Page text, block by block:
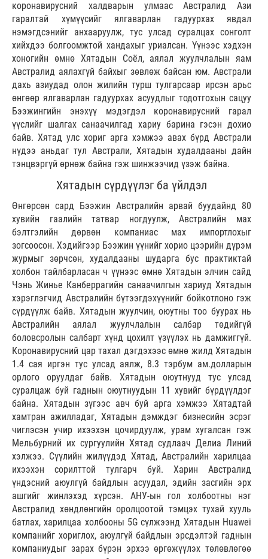
коронавирусний халдварын улмаас Австралид Ази
гаралтай хүмүүсийг ялгаварлан гадуурхах явдал
нэмэгдсэнийг анхаа­руулж, тус улсад суралцах сонголт
хийхдээ болгоомжтой хандахыг уриал­сан. Үүнээс хэдхэн
хоногийн өмнө Хятадын Соёл, аялал жуулчлалын яам
Австралид аялахгүй байхыг зөвлөж байсан юм. Австрали
дахь азиудад олон жилийн турш тулгарсаар ирсэн арьс
өнгөөр ялгаварлан гадуурхах асуудлыг тодотгохын сацуу
Бээжингийн энэхүү мэдэгдэл коронавирусний гарал
үүслийг шалгах санаачилгад хариу барина гэсэн дохио
байв. Хятад улс хориг арга хэмжээ авах бүрд Австрали
нүдээ аньдаг тул Австрали, Хятадын худалдааны дайн
тэнцвэргүй өрнөж байна гэж шинжээчид үзэж байна.
Хятадын сүрдүүлэг ба үйлдэл
Өнгөрсөн сард Бээжин Австралийн арвай буудайнд 80
хувийн гаалийн татвар ногдуулж, Австралийн мах
бэлтгэлийн дөрвөн компаниас мах импортлохыг
зогсоосон. Хэдийгээр Бээжин үүнийг хорио цээрийн дүрэм
журмыг зөрчсөн, худалдааны шударга бус практиктай
холбон тайлбарласан ч үүнээс өмнө Хятадын элчин сайд
Чэнь Жинье Канберрагийн санаачилгын хариуд Хятадын
хэрэглэгчид Австралийн бүтээгдэхүүнийг бойкотлоно гэж
сүр­дүүлж байв. Хятадын жуулчин, оюутны тоо буурах нь
Австралийн аялал жуулчлалын салбар төдийгүй
боловсролын салбарт хүнд цохилт үзүүлэх нь дамжиггүй.
Коронавирусний цар тахал дэгдэхээс өмнө жилд Хятадын
1.4 сая иргэн тус улсад аялж, 8.3 тэрбум ам.долларын
орлого оруулдаг байв. Хятадын оюутнууд тус улсад
суралцаж буй гаднын оюутнуудын 11 хувийг бүрдүүлдэг
байна. Хятадын зүгээс авч буй арга хэмжээ Хятадтай
хамтран ажилладаг, Хятадын дэмждэг бизнесийн эсрэг
чиглэсэн учир ихээхэн цочирдуулж, урам хугалсан гэж
Мельбурний их сургуулийн Хятад судлаач Делиа Линий
хэлжээ. Сүүлийн жилүүдэд Хятад, Австралийн харилцаа
ихээхэн сорилттой тулгарч буй. Харин Австралид
үндэсний аюулгүй байдлын асуудал, эдийн засгийн эрх
ашгийг жинлэхэд хүрсэн. АНУ-ын гол холбоотны нэг
Австралид хөндлөнгийн оролцоотой тэмцэх тухай хууль
батлах, харилцаа холбооны 5G сүлжээнд Хятадын Huawei
компанийг хориглох, аюулгүй байдлын эрсдэлтэй гаднын
компаниудыг зарах бүрэн эрхээ өргөжүүлэх төлөвлөгөө